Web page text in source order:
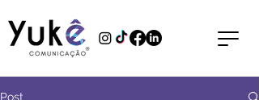
Post